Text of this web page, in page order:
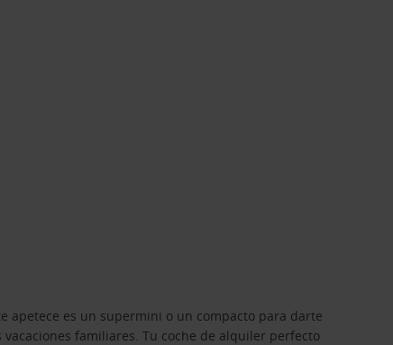
apetece es un supermini o un compacto para darte
familiares. Tu coche de alquiler perfecto